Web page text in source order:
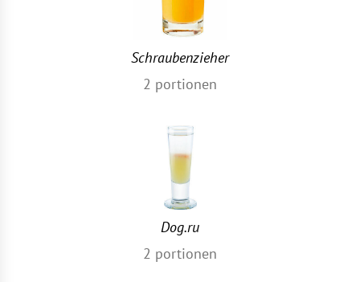
Schraubenzieher
2 portionen
Dog.ru
2 portionen